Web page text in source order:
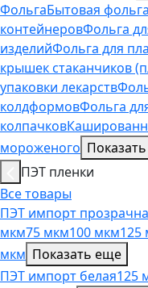
ФольгаБытовая фольга
контейнеровФольга
изделийФольга для
крышек стаканчиков
упаковки лекарств
колдформовФольга
колпачков
мороженого
ПЭТ пленки
Все товары
ПЭТ импорт
мкм75 мкм100 мкм125
мкм Показать еще
ПЭТ импорт белая125